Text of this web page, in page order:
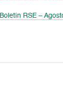
Boletín RSE –